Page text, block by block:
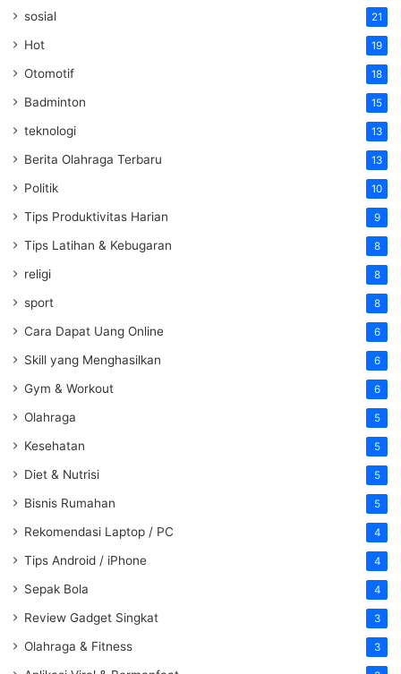
sosial 21
Hot 19
Otomotif 18
Badminton 15
teknologi 13
Berita Olahraga Terbaru 13
Politik 10
Tips Produktivitas Harian 9
Tips Latihan & Kebugaran 8
religi 8
sport 8
Cara Dapat Uang Online 6
Skill yang Menghasilkan 6
Gym & Workout 6
Olahraga 5
Kesehatan 5
Diet & Nutrisi 5
Bisnis Rumahan 5
Rekomendasi Laptop / PC 4
Tips Android / iPhone 4
Sepak Bola 4
Review Gadget Singkat 3
Olahraga & Fitness 3